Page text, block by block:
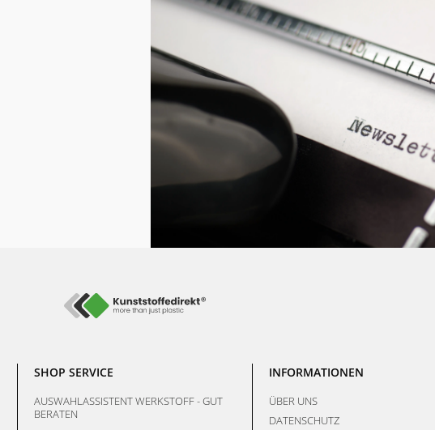
SHOP SERVICE
AUSWAHLASSISTENT WERKSTOFF - GUT
BERATEN
INFORMATIONEN
ÜBER UNS
DATENSCHUTZ